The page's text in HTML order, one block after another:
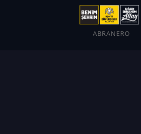
ABRANERO